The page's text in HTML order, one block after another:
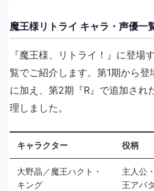
魔王様リトライ キャラ・声優一
『魔王様、リトライ！』に登場
覧でご紹介します。第1期から
に加え、第2期『R』で追加され
理しました。
キャラクター 役柄
大野晶／魔王ハクト・
キング
主人公
王アバ